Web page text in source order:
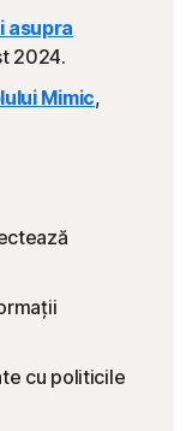
asupra
2024.
Mimic,
cu politicile